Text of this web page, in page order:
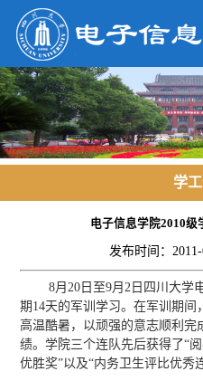
学
电子信息学院2010级
发布时间：
8月20日至9月2日四川大学
期14天的军训学习。在军训期间
高温酷暑，以顽强的意志顺利
绩。学院三个连队先后获得了“
优胜奖”以及“内务卫生评比优秀